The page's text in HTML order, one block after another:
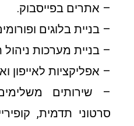
– אתרים בפייסבוק.
– בניית בלוגים
– בניית מערכות ניהול
– אפליקציות לאייפון
– שירותים
סרטוני תדמית,